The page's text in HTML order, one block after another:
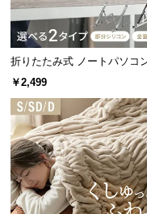
ス
に
つ
い
て
搬
入
経
路
に
折りたたみ式 ノートパソコ
ンド
￥2,499